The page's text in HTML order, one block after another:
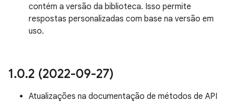
contém a versão da biblioteca. Isso permite
respostas personalizadas com base na versão em
uso.
1.0.2 (2022-09-27)
Atualizações na documentação de métodos de API